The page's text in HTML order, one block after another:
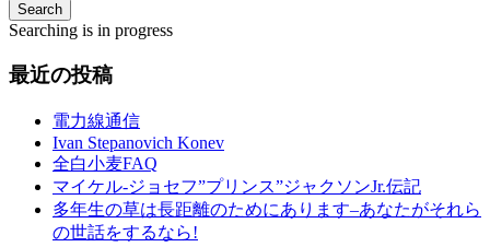
Search
Searching is in progress
最近の投稿
電力線通信
Ivan Stepanovich Konev
全白小麦FAQ
マイケル-ジョセフ”プリンス”ジャクソンJr.伝記
多年生の草は長距離のためにあります–あなたがそれら
の世話をするなら!